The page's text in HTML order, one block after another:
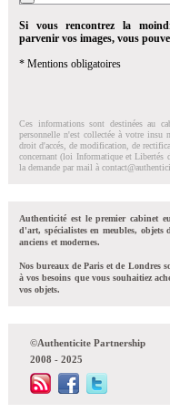
Si vous rencontrez la
parvenir vos images, vous
* Mentions obligatoires
Ces informations sont destinées au
personnelle n'est collectée à votre insu
droit d'accés, de modification, de
concernant (loi Informatique et Libertés
la demande par mail à
Authenticité est le premier cabinet
d'art, spécialistes en meubles, objets
anciens et modernes.
Nos bureaux de Paris et de Londres
à vos besoins que vous souhaitiez
vos objets.
©Authenticite Partnership
2008 - 2025